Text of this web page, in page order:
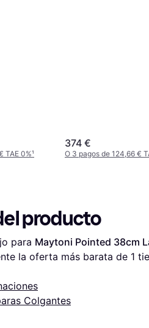
TAE 0%¹
374 €
O 3 pagos de 124,66 €
producto
para Maytoni Pointed 38cm
la oferta más barata de 1
Colgantes